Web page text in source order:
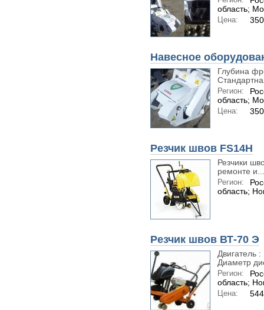
область;
Цена:
Навесное
Глубина
Регион:
область;
Цена:
Резчик швов FS14H
Резчики
ремонте и...
Регион:
область;
Резчик швов ВТ-70 Э
Двигатель
Диаметр
Регион:
область;
Цена: